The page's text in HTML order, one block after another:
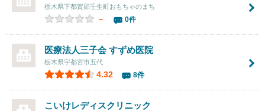
栃木県下都賀郡壬生町おもちゃのまち
－ 0件
医療法人三子会すずめ医院
栃木県宇都宮市五代
4.32 8件
こいけレディスクリニック